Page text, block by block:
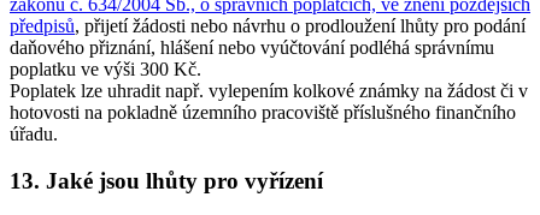
předpisů, přijetí žádosti nebo návrhu o prodloužení lhůty pro podání
daňového přiznání, hlášení nebo vyúčtování podléhá správnímu
poplatku ve výši 300 Kč.
Poplatek lze uhradit např. vylepením kolkové známky na žádost či v
hotovosti na pokladně územního pracoviště příslušného finančního
úřadu.
13. Jaké jsou lhůty pro vyřízení